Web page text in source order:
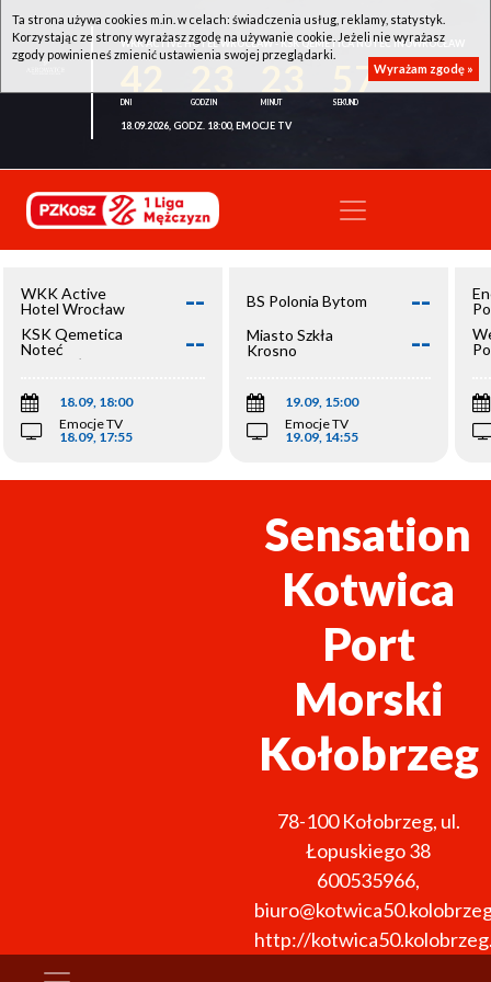
WKK ACTIVE HOTEL WROCŁAW - KSK QEMETICA NOTEĆ INOWROCŁAW
57
18.09.2026, GODZ. 18:00, EMOCJE TV
WKK Active
Hotel Wrocław
--
KSK Qemetica
Noteć
Inowrocław
--
18.09, 18:00
Emocje TV
18.09, 17:55
BS Polonia Bytom --
Miasto Szkła
Krosno
--
19.09, 15:00
Emocje TV
19.09, 14:55
Sensation
Kotwica
Port
Morski
Kołobrzeg
78-100 Kołobrzeg, ul.
Łopuskiego 38
600535966,
http://
Ta strona używa cookies m.in. w celach: świadczenia usług, reklamy, statystyk.
Korzystając ze strony wyrażasz zgodę na używanie cookie. Jeżeli nie wyrażasz
zgody powinieneś zmienić ustawienia swojej przeglądarki.
Wyrażam zgodę »